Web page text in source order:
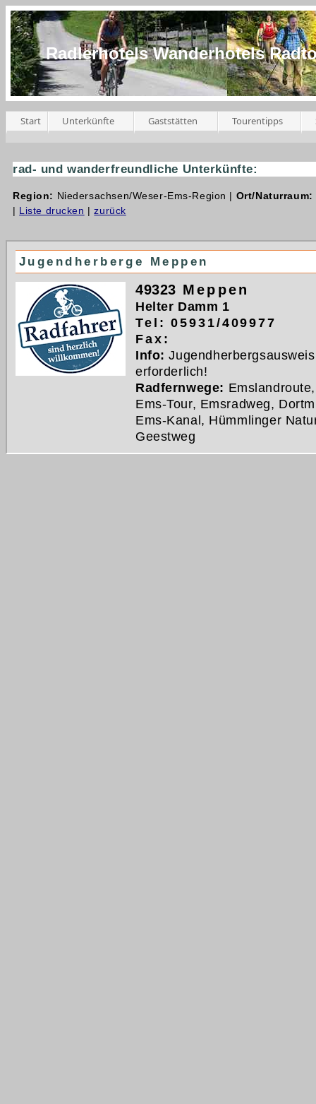
Radlerhotels Wanderhotels
Start Unterkünfte Gaststätten Tourentipps
rad- und wanderfreundliche Unterkünfte:
Region: Niedersachsen/Weser-Ems-Region | Ort/Naturraum:
| Liste drucken |zurück
Jugendherberge Meppen
49323 Meppen
Helter Damm 1
Tel: 05931/409977
Fax:
Info:Jugendherbergsausweis
erforderlich!
Radfernwege:
Ems-Tour, Emsradweg,
Ems-Kanal, Hümmlinger
Geestweg